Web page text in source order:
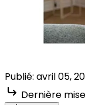
Publié: avril 05,
Dernière